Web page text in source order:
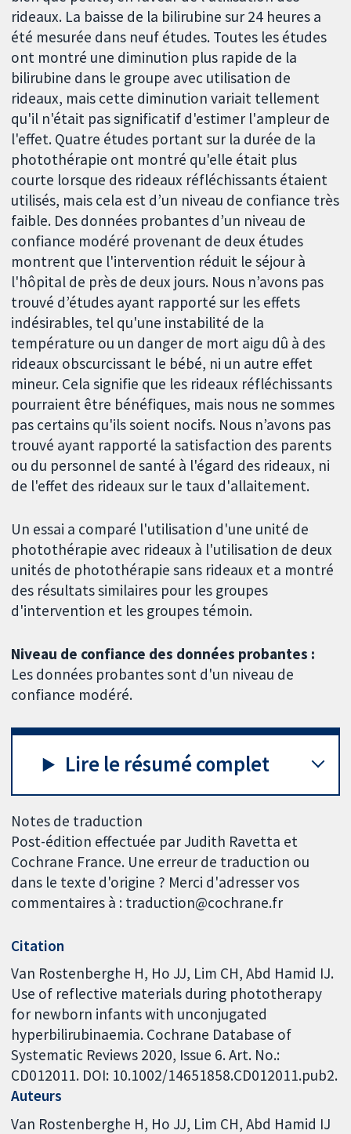
rideaux. La baisse de la bilirubine sur 24 heures a
été mesurée dans neuf études. Toutes les études
ont montré une diminution plus rapide de la
bilirubine dans le groupe avec utilisation de
rideaux, mais cette diminution variait tellement
qu'il n'était pas significatif d'estimer l'ampleur de
l'effet. Quatre études portant sur la durée de la
photothérapie ont montré qu'elle était plus
courte lorsque des rideaux réfléchissants étaient
utilisés, mais cela est d’un niveau de confiance très
faible. Des données probantes d’un niveau de
confiance modéré provenant de deux études
montrent que l'intervention réduit le séjour à
l'hôpital de près de deux jours. Nous n’avons pas
trouvé d’études ayant rapporté sur les effets
indésirables, tel qu'une instabilité de la
température ou un danger de mort aigu dû à des
rideaux obscurcissant le bébé, ni un autre effet
mineur. Cela signifie que les rideaux réfléchissants
pourraient être bénéfiques, mais nous ne sommes
pas certains qu'ils soient nocifs. Nous n’avons pas
trouvé ayant rapporté la satisfaction des parents
ou du personnel de santé à l'égard des rideaux, ni
de l'effet des rideaux sur le taux d'allaitement.
Un essai a comparé l'utilisation d'une unité de
photothérapie avec rideaux à l'utilisation de deux
unités de photothérapie sans rideaux et a montré
des résultats similaires pour les groupes
d'intervention et les groupes témoin.
Niveau de confiance des données probantes :
Les données probantes sont d'un niveau de
confiance modéré.
Lire le résumé complet
Notes de traduction
Post-édition effectuée par Judith Ravetta et
Cochrane France. Une erreur de traduction ou
dans le texte d'origine ? Merci d'adresser vos
commentaires à : traduction@cochrane.fr
Citation
Van Rostenberghe H, Ho JJ, Lim CH, Abd Hamid IJ.
Use of reflective materials during phototherapy
for newborn infants with unconjugated
hyperbilirubinaemia. Cochrane Database of
Systematic Reviews 2020, Issue 6. Art. No.:
CD012011. DOI: 10.1002/14651858.CD012011.pub2.
Auteurs
Van Rostenberghe H Ho JJ Lim CH Abd Hamid IJ